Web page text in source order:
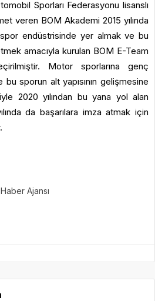
Sporları Federasyonu lisanslı
veren BOM Akademi 2015 yılında
endüstrisinde yer almak ve bu
amacıyla kurulan BOM E-Team
Motor sporlarına genç
sporun alt yapısının gelişmesine
2020 yılından bu yana yol alan
da başarılara imza atmak için
Ajansı